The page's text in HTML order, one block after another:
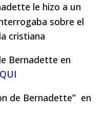
le hizo a un
sobre el
cristiana
Bernadette en
de Bernadette” en